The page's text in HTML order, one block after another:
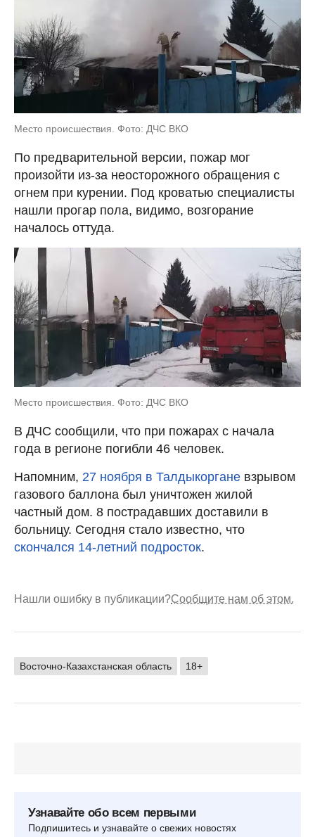
Место происшествия. Фото: ДЧС ВКО
По предварительной версии, пожар мог
произойти из-за неосторожного обращения с
огнем при курении. Под кроватью специалисты
нашли прогар пола, видимо, возгорание
началось оттуда.
Место происшествия. Фото: ДЧС ВКО
В ДЧС сообщили, что при пожарах с начала
года в регионе погибли 46 человек.
Напомним, 27 ноября в Талдыкоргане взрывом
газового баллона был уничтожен жилой
частный дом. 8 пострадавших доставили в
больницу. Сегодня стало известно, что
скончался 14-летний подросток.
Нашли ошибку в публикации?Сообщите нам об этом.
Восточно-Казахстанская область 18+
Узнавайте обо всем первыми
Подпишитесь и узнавайте о свежих новостях